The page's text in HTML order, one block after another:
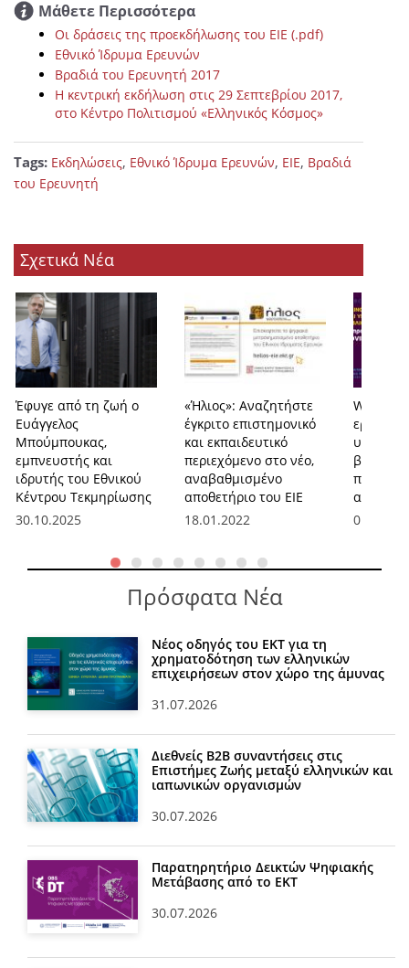
Μάθετε Περισσότερα
Οι δράσεις της προεκδήλωσης του ΕΙΕ (.pdf)
Εθνικό Ίδρυμα Ερευνών
Βραδιά του Ερευνητή 2017
Η κεντρική εκδήλωση στις 29 Σεπτεβρίου 2017,
στο Κέντρο Πολιτισμού «Ελληνικός Κόσμος»
Tags: Εκδηλώσεις, Εθνικό Ίδρυμα Ερευνών, ΕΙΕ, Βραδιά
του Ερευνητή
Σχετικά Νέα
Έφυγε από τη ζωή ο
Ευάγγελος
Μπούμπουκας,
εμπνευστής και
ιδρυτής του Εθνικού
Κέντρου Τεκμηρίωσης
30.10.2025
«Ήλιος»: Αναζητήστε
έγκριτο επιστημονικό
και εκπαιδευτικό
περιεχόμενο στο νέο,
αναβαθμισμένο
αποθετήριο του ΕΙΕ
18.01.2022
Webcast
από την
Πρόσφατα Νέα
Νέος οδηγός του ΕΚΤ για τη
χρηματοδότηση των ελληνικών
επιχειρήσεων στον χώρο της άμυνας
31.07.2026
Διεθνείς Β2Β συναντήσεις στις
Επιστήμες Ζωής μεταξύ ελληνικών και
ιαπωνικών οργανισμών
30.07.2026
Παρατηρητήριο Δεικτών Ψηφιακής
Μετάβασης από το ΕΚΤ
30.07.2026